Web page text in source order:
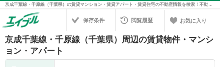
京成千葉線・千原線（千葉県）の賃貸マンション・賃貸アパート・賃貸住宅の不動産情報を検索！不動産賃貸の物件探しは、お部屋探しのエイブル
保存条件 閲覧履歴 お気に入り
京成千葉線・千原線（千葉県）周辺の賃貸物件・マンシ
ョン・アパート